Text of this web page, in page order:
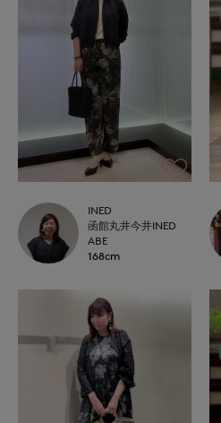
INED
函館丸井今井INED
ABE
168cm